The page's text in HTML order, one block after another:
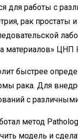
для работы с
рак простаты
материалов»
быстрее
рака. Для
с
метод
модель и